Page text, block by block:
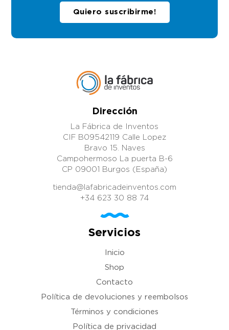
Quiero suscribirme!
Dirección
La Fábrica de Inventos
CIF B09542119 Calle Lopez
Bravo 15. Naves
Campohermoso La puerta B-6
CP 09001 Burgos (España)
tienda@lafabricadeinventos.com
+34 623 30 88 74
Servicios
Inicio
Shop
Contacto
Política de devoluciones y reembolsos
Términos y condiciones
Política de privacidad